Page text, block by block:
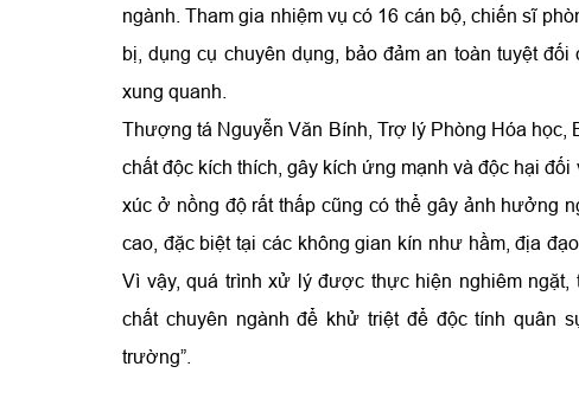
ngành. Tham gia nhiệm vụ có 16 cán bộ, chiến sĩ
bị, dụng cụ chuyên dụng, bảo đảm an toàn tuyệt
xung quanh.
Thượng tá Nguyễn Văn Bính, Trợ lý Phòng Hóa học,
chất độc kích thích, gây kích ứng mạnh và độc hại
xúc ở nồng độ rất thấp cũng có thể gây ảnh hưởng
cao, đặc biệt tại các không gian kín như hầm, địa
Vì vậy, quá trình xử lý được thực hiện nghiêm
chất chuyên ngành để khử triệt để độc tính quân
trường”.